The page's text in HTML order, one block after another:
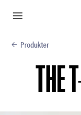
Produkter
THE